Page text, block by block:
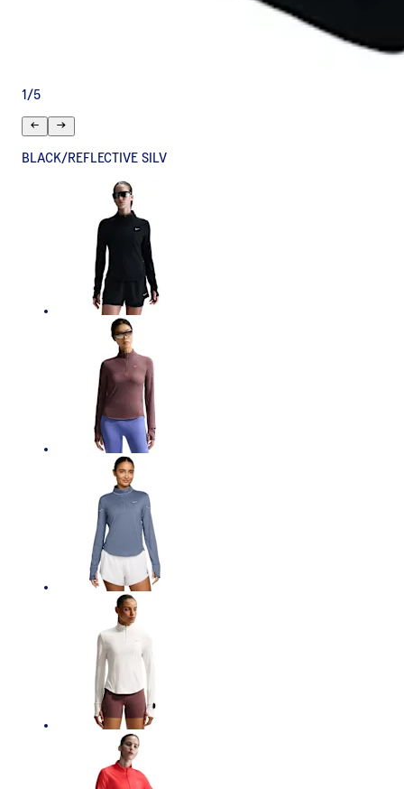
1 /5
BLACK/REFLECTIVE SILV